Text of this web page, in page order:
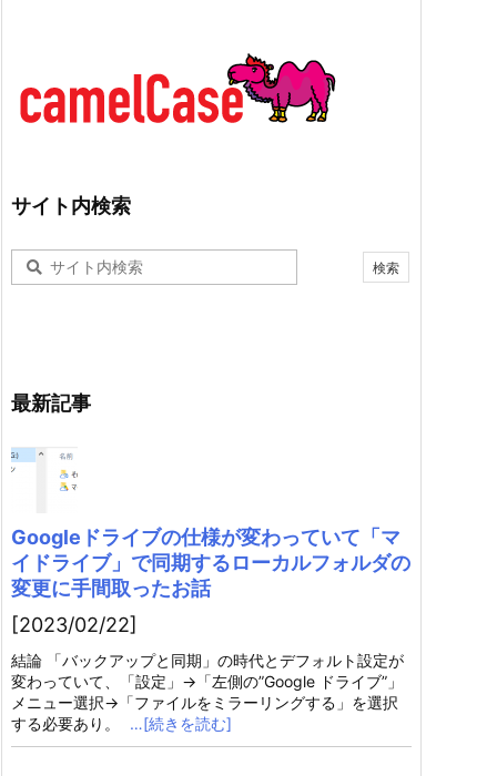
サイト内検索
最新記事
Googleドライブの仕様が変わっていて「マ
イドライブ」で同期するローカルフォルダの
変更に手間取ったお話
[2023/02/22]
結論 「バックアップと同期」の時代とデフォルト設定が
変わっていて、「設定」→「左側の”Google ドライブ”」
メニュー選択→「ファイルをミラーリングする」を選択
する必要あり。
…[続きを読む]